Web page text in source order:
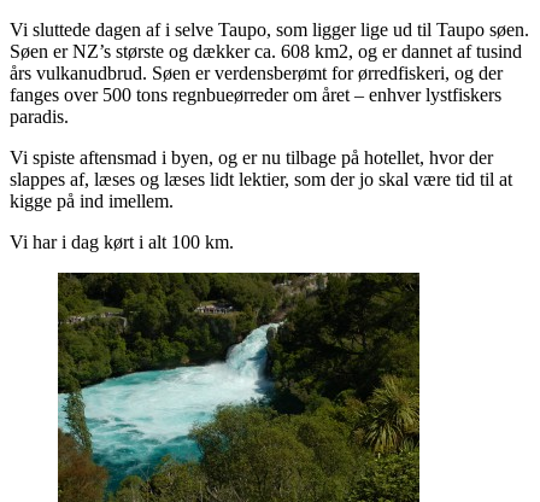
Vi sluttede dagen af i selve Taupo, som ligger lige ud til Taupo søen.
Søen er NZ’s største og dækker ca. 608 km2, og er dannet af tusind
års vulkanudbrud. Søen er verdensberømt for ørredfiskeri, og der
fanges over 500 tons regnbueørreder om året – enhver lystfiskers
paradis.
Vi spiste aftensmad i byen, og er nu tilbage på hotellet, hvor der
slappes af, læses og læses lidt lektier, som der jo skal være tid til at
kigge på ind imellem.
Vi har i dag kørt i alt 100 km.